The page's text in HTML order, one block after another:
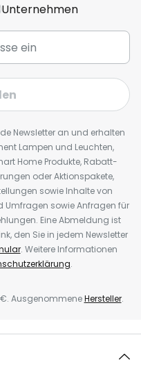
Unternehmen
Newsletter an und erhalten
Lampen und Leuchten,
Home Produkte, Rabatt-
oder Aktionspakete,
sowie Inhalte von
sowie Anfragen für
Eine Abmeldung ist
den Sie in jedem Newsletter
. Weitere Informationen
.
AusgenommeneHersteller.